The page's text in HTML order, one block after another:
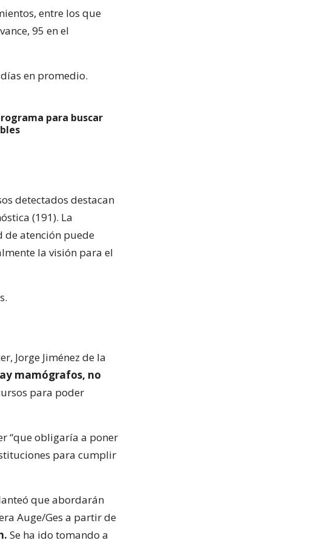
entre los que
95 en el
en promedio.
para buscar
detectados destacan
(191). La
de atención puede
la visión para el
Jorge Jiménez de la
mamógrafos, no
para poder
“que obligaría a poner
para cumplir
que abordarán
Auge/Ges a partir de
Se ha ido tomando a